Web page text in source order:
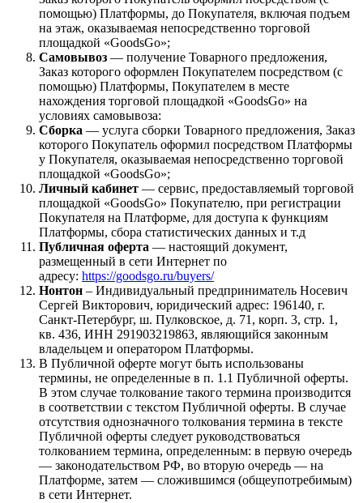
помощью) Платформы, до Покупателя, включая подъем
на этаж, оказываемая непосредственно торговой
площадкой «GoodsGo»;
Самовывоз — получение Товарного предложения,
Заказ которого оформлен Покупателем посредством (с
помощью) Платформы, Покупателем в месте
нахождения торговой площадкой «GoodsGo» на
условиях самовывоза:
Сборка — услуга сборки Товарного предложения, Заказ
которого Покупатель оформил посредством Платформы
у Покупателя, оказываемая непосредственно торговой
площадкой «GoodsGo»;
Личный кабинет — сервис, предоставляемый торговой
площадкой «GoodsGo» Покупателю, при регистрации
Покупателя на Платформе, для доступа к функциям
Платформы, сбора статистических данных и т.д
Публичная оферта — настоящий документ,
размещенный в сети Интернет по
адресу: https://goodsgo.ru/buyers/
Нонтон – Индивидуальный предприниматель Носевич
Сергей Викторович, юридический адрес: 196140, г.
Санкт-Петербург, ш. Пулковское, д. 71, корп. 3, стр. 1,
кв. 436, ИНН 291903219863, являющийся законным
владельцем и оператором Платформы.
В Публичной оферте могут быть использованы
термины, не определенные в п. 1.1 Публичной оферты.
В этом случае толкование такого термина производится
в соответствии с текстом Публичной оферты. В случае
отсутствия однозначного толкования термина в тексте
Публичной оферты следует руководствоваться
толкованием термина, определенным: в первую очередь
— законодательством РФ, во вторую очередь — на
Платформе, затем — сложившимся (общеупотребимым)
в сети Интернет.